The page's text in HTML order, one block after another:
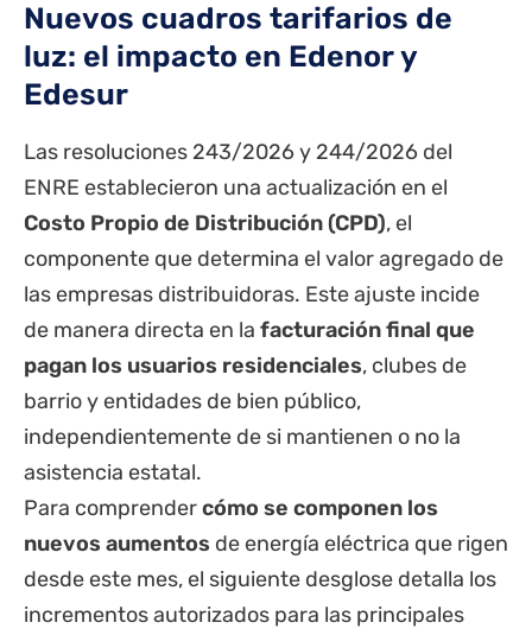
Nuevos cuadros tarifarios de
luz: el impacto en Edenor y
Edesur
Las resoluciones 243/2026 y 244/2026 del
ENRE establecieron una actualización en el
Costo Propio de Distribución (CPD), el
componente que determina el valor agregado de
las empresas distribuidoras. Este ajuste incide
de manera directa en la facturación final que
pagan los usuarios residenciales, clubes de
barrio y entidades de bien público,
independientemente de si mantienen o no la
asistencia estatal.
Para comprendercómo se componen los
nuevos aumentos de energía eléctrica que rigen
desde este mes, el siguiente desglose detalla los
incrementos autorizados para las principales